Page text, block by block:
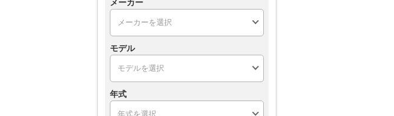
メーカー
モデル
年式